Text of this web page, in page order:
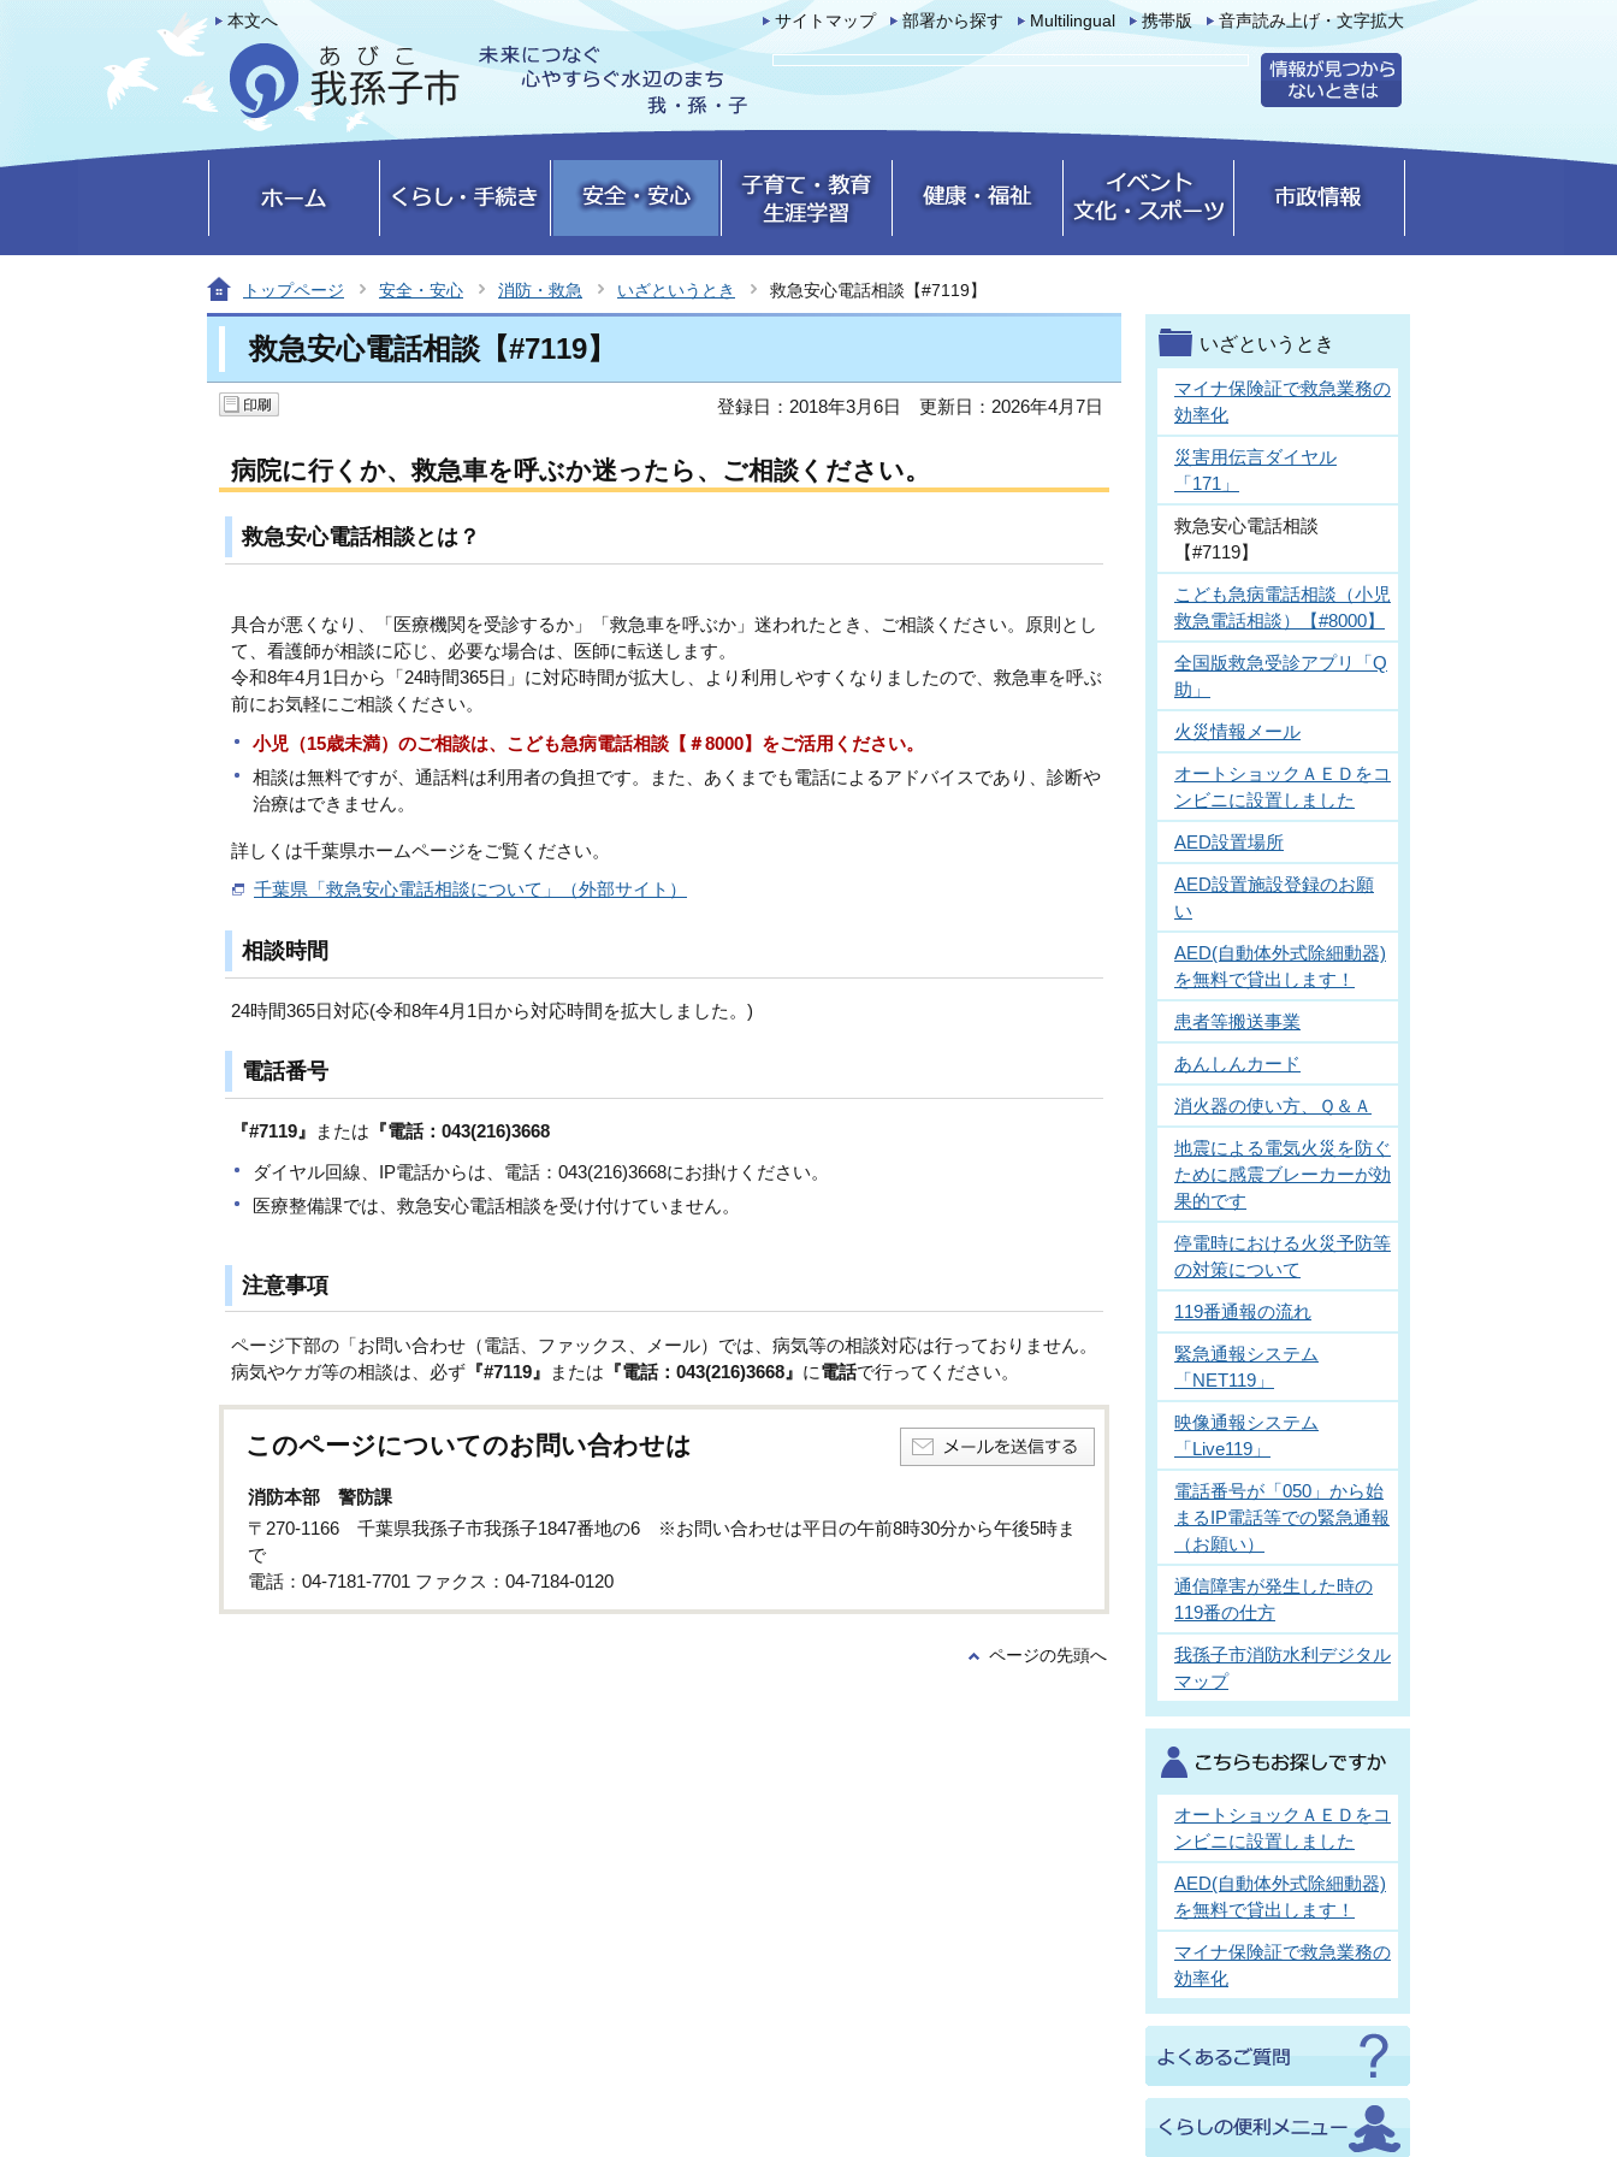
本文へ サイトマップ 部署から探す Multilingual 携帯版 音声読み上げ・文字拡大
トップページ 安全・安心 消防・救急 いざというとき 救急安心電話相談【#7119】
救急安心電話相談【#7119】
登録日：2018年3月6日 更新日：2026年4月7日
病院に行くか、救急車を呼ぶか迷ったら、ご相談ください。
救急安心電話相談とは？
具合が悪くなり、「医療機関を受診するか」「救急車を呼ぶか」迷われたとき、ご相談ください。原則とし
て、看護師が相談に応じ、必要な場合は、医師に転送します。
令和8年4月1日から「24時間365日」に対応時間が拡大し、より利用しやすくなりましたので、救急車を呼ぶ
前にお気軽にご相談ください。
小児（15歳未満）のご相談は、こども急病電話相談【＃8000】をご活用ください。
相談は無料ですが、通話料は利用者の負担です。また、あくまでも電話によるアドバイスであり、診断や
治療はできません。
詳しくは千葉県ホームページをご覧ください。
千葉県「救急安心電話相談について」（外部サイト）
相談時間
24時間365日対応(令和8年4月1日から対応時間を拡大しました。)
電話番号
『#7119』 または 『電話：043(216)3668
ダイヤル回線、IP電話からは、電話：043(216)3668にお掛けください。
医療整備課では、救急安心電話相談を受け付けていません。
注意事項
ページ下部の「お問い合わせ（電話、ファックス、メール）では、病気等の相談対応は行っておりません。
病気やケガ等の相談は、必ず 『#7119』 または 『電話：043(216)3668』 に電話で行ってください。
このページについてのお問い合わせは
消防本部 警防課
〒270-1166 千葉県我孫子市我孫子1847番地の6 ※お問い合わせは平日の午前8時30分から午後5時ま
で
電話：04-7181-7701 ファクス：04-7184-0120
ページの先頭へ
いざというとき
マイナ保険証で救急業務の
効率化
災害用伝言ダイヤル
「171」
救急安心電話相談
【#7119】
こども急病電話相談（小児
救急電話相談）【#8000】
全国版救急受診アプリ「Q
助」
火災情報メール
オートショックＡＥＤをコ
ンビニに設置しました
AED設置場所
AED設置施設登録のお願
い
AED(自動体外式除細動器)
を無料で貸出します！
患者等搬送事業
あんしんカード
消火器の使い方、Ｑ＆Ａ
地震による電気火災を防ぐ
ために感震ブレーカーが効
果的です
停電時における火災予防等
の対策について
119番通報の流れ
緊急通報システム
「NET119」
映像通報システム
「Live119」
電話番号が「050」から始
まるIP電話等での緊急通報
（お願い）
通信障害が発生した時の
119番の仕方
我孫子市消防水利デジタル
マップ
オートショックＡＥＤをコ
ンビニに設置しました
AED(自動体外式除細動器)
を無料で貸出します！
マイナ保険証で救急業務の
効率化